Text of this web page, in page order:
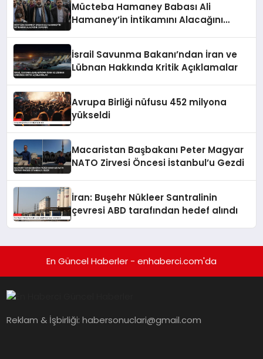
Mücteba Hamaney Babası Ali
Hamaney’in İntikamını Alacağını
İsrail Savunma Bakanı’ndan İran ve
Lübnan Hakkında Kritik Açıklamalar
Avrupa Birliği nüfusu 452 milyona
yükseldi
Macaristan Başbakanı Peter Magyar
NATO Zirvesi Öncesi İstanbul’u Gezdi
İran: Buşehr Nükleer Santralinin
çevresi ABD tarafından hedef alındı
En Güncel Haberler - enhaberci.com'da
Reklam & İşbirliği:habersonuclari@gmail.com